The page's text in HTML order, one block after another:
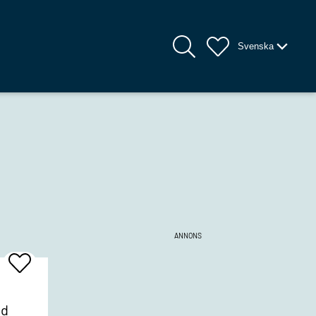
Svenska
Add
To
ANNONS